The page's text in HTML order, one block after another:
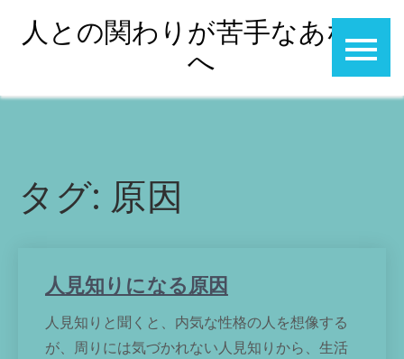
人との関わりが苦手なあなた
へ
タグ: 原因
人見知りになる原因
人見知りと聞くと、内気な性格の人を想像する
が、周りには気づかれない人見知りから、生活